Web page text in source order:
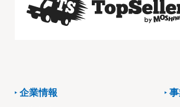
企業情報